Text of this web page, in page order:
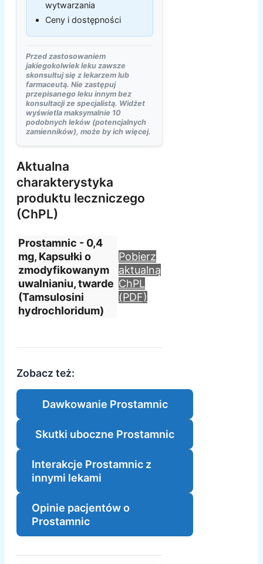
wytwarzania
Ceny i dostępności
Przed zastosowaniem
jakiegokolwiek leku zawsze
skonsultuj się z lekarzem lub
farmaceutą. Nie zastępuj
przepisanego leku innym bez
konsultacji ze specjalistą. Widżet
wyświetla maksymalnie 10
podobnych leków (potencjalnych
zamienników), może by ich więcej.
Aktualna
charakterystyka
produktu leczniczego
(ChPL)
Prostamnic - 0,4
mg, Kapsułki o
zmodyfikowanym
uwalnianiu, twarde
(Tamsulosini
hydrochloridum)
Pobierz
aktualną
ChPL
(PDF)
Zobacz też:
Dawkowanie Prostamnic
Skutki uboczne Prostamnic
Interakcje Prostamnic z
innymi lekami
Opinie pacjentów o
Prostamnic